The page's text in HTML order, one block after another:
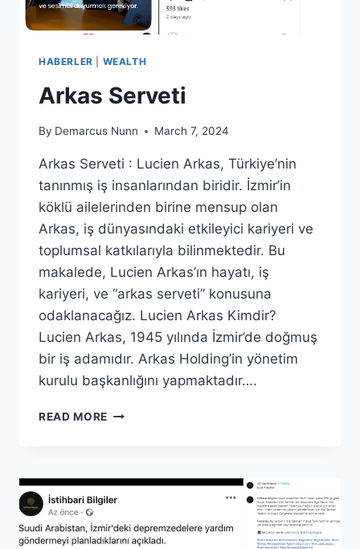
HABERLER WEALTH
Arkas Serveti
By Demarcus Nunn March 7, 2024
Arkas Serveti : Lucien Arkas, Türkiye’nin
tanınmış iş insanlarından biridir. İzmir’in
köklü ailelerinden birine mensup olan
Arkas, iş dünyasındaki etkileyici kariyeri ve
toplumsal katkılarıyla bilinmektedir. Bu
makalede, Lucien Arkas’ın hayatı, iş
kariyeri, ve “arkas serveti” konusuna
odaklanacağız. Lucien Arkas Kimdir?
Lucien Arkas, 1945 yılında İzmir’de doğmuş
bir iş adamıdır. Arkas Holding’in yönetim
kurulu başkanlığını yapmaktadır….
READ MORE ARKAS